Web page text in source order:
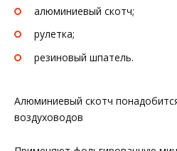
алюминиевый скотч;
рулетка;
резиновый шпатель.
Алюминиевый скотч
воздуховодов